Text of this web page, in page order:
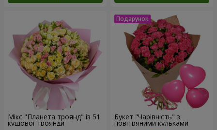
Мікс "Планета троянд" із 51
кущової троянди
Букет "Чарівність" з
повітряними кульками